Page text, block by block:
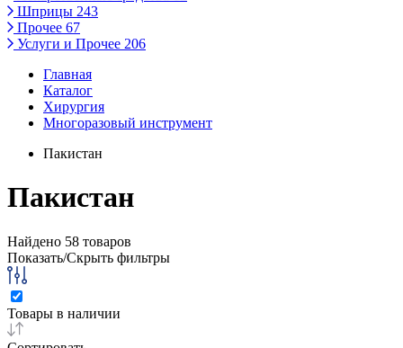
Шприцы 243
Прочее 67
Услуги и Прочее 206
Главная
Каталог
Хирургия
Многоразовый инструмент
Пакистан
Пакистан
Найдено 58 товаров
Показать/Скрыть фильтры
Товары в наличии